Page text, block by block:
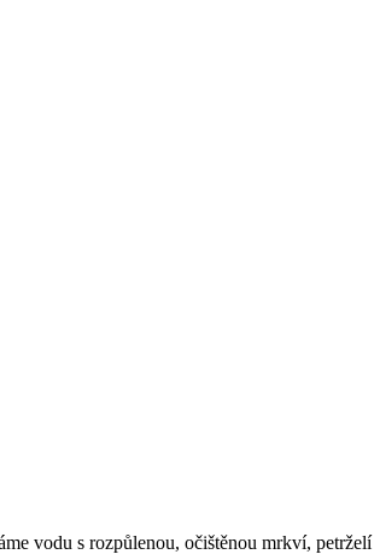
vodu s rozpůlenou, očištěnou mrkví,